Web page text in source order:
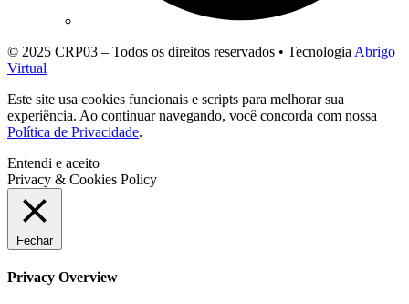
© 2025 CRP03 – Todos os direitos reservados • Tecnologia Abrigo
Virtual
Este site usa cookies funcionais e scripts para melhorar sua
experiência. Ao continuar navegando, você concorda com nossa
Política de Privacidade.
Entendi e aceito
Privacy & Cookies Policy
Fechar
Privacy Overview